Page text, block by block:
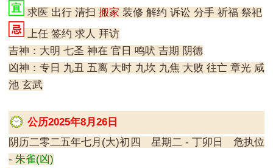
求医 出行 清扫 搬家 装修 解约 诉讼 分手 祈福 祭祀
上任 签约 求人 拜访
吉神：大明 七圣 神在 官日 鸣吠 吉期 阴德
凶神：专日 九丑 五离 大时 九坎 九焦 大败 往亡 章光 咸
池 玄武
公历2025年8月26日
阴历二零二五年七月(大)初四 星期二 - 丁卯日 危执位
- 朱雀(凶)